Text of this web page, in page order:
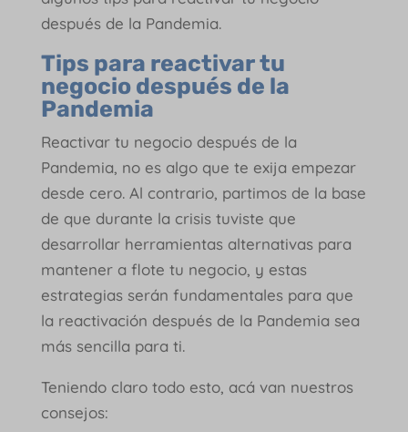
después de la Pandemia.
Tips para reactivar tu
negocio después de la
Pandemia
Reactivar tu negocio después de la
Pandemia, no es algo que te exija empezar
desde cero. Al contrario, partimos de la base
de que durante la crisis tuviste que
desarrollar herramientas alternativas para
mantener a flote tu negocio, y estas
estrategias serán fundamentales para que
la reactivación después de la Pandemia sea
más sencilla para ti.
Teniendo claro todo esto, acá van nuestros
consejos: